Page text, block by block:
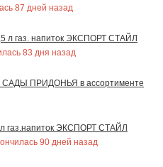
87 дней назад
газ. напиток ЭКСПОРТ СТАЙЛ
83 дня назад
САДЫ ПРИДОНЬЯ в ассортименте
газ.напиток ЭКСПОРТ СТАЙЛ
90 дней назад